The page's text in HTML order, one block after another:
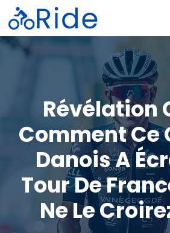
Aller
au
contenu
Révélation
Comment Ce
Danois A
Tour De
Ne Le